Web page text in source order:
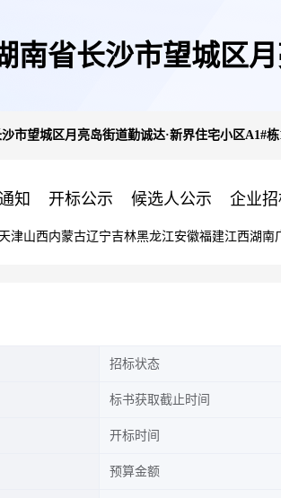
省长沙市望城区
市望城区月亮岛街道勤诚达·新界住宅小区A1#
知 开标公示 候选人公示 企业
天津山西内蒙古辽宁吉林黑龙江安徽福建江西湖南
招标状态
标书获取截止时间
开标时间
预算金额